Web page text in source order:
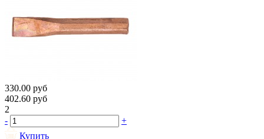
330.00 руб
402.60 руб
2
-
+
Купить